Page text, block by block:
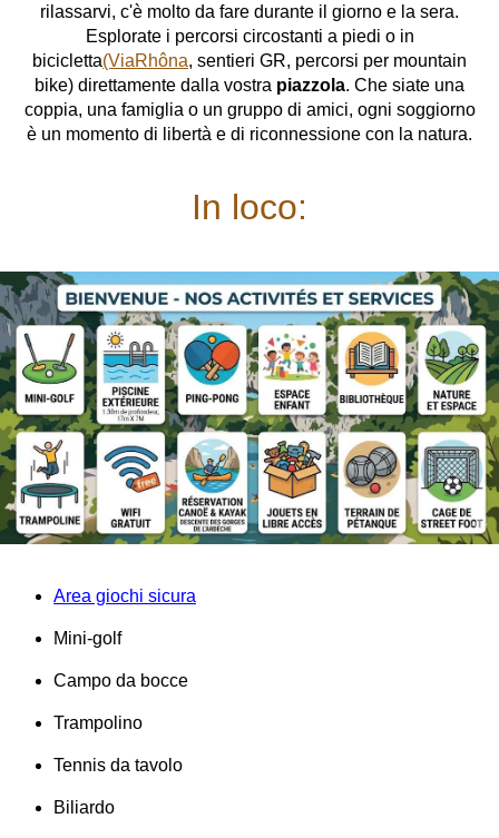
rilassarvi, c'è molto da fare durante il giorno e la sera.
Esplorate i percorsi circostanti a piedi o in
bicicletta(ViaRhôna, sentieri GR, percorsi per mountain
bike) direttamente dalla vostra piazzola. Che siate una
coppia, una famiglia o un gruppo di amici, ogni soggiorno
è un momento di libertà e di riconnessione con la natura.
In loco:
Area giochi sicura
Mini-golf
Campo da bocce
Trampolino
Tennis da tavolo
Biliardo